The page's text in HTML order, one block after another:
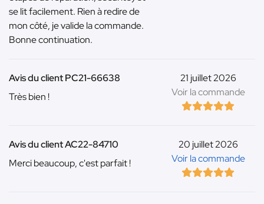
se lit facilement. Rien à redire de
mon côté, je valide la commande.
Bonne continuation.
21 juillet 2026
Voir la commande
Avis du client PC21-66638
Très bien !
20 juillet 2026
Voir la commande
Avis du client AC22-84710
Merci beaucoup, c'est parfait !